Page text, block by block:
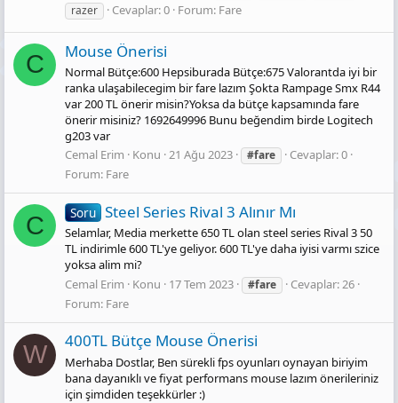
razer
Cevaplar: 0 Forum: Fare
C Mouse Önerisi
Normal Bütçe:600 Hepsiburada Bütçe:675 Valorantda iyi bir
ranka ulaşabilecegim bir fare lazım Şokta Rampage Smx R44
var 200 TL önerir misin?Yoksa da bütçe kapsamında fare
önerir misiniz? 1692649996 Bunu beğendim birde Logitech
g203 var
Cemal Erim
Konu 21 Ağu 2023 #fare
Cevaplar: 0
Forum: Fare
C Soru Steel Series Rival 3 Alınır Mı
Selamlar, Media merkette 650 TL olan steel series Rival 3 50
TL indirimle 600 TL'ye geliyor. 600 TL'ye daha iyisi varmı szice
yoksa alim mi?
Cemal Erim
Konu 17 Tem 2023 #fare
Cevaplar: 26
Forum: Fare
W 400TL Bütçe Mouse Önerisi
Merhaba Dostlar, Ben sürekli fps oyunları oynayan biriyim
bana dayanıklı ve fiyat performans mouse lazım önerileriniz
için şimdiden teşekkürler :)